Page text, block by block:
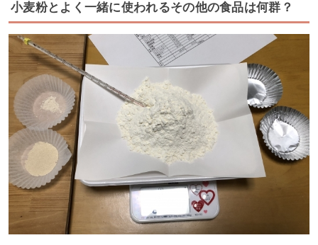
小麦粉とよく一緒に使われるその他の食品は何群？